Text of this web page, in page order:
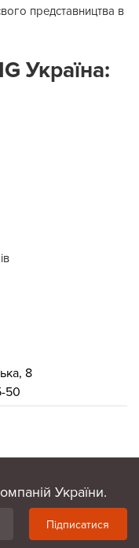
представництва в
Україна:
8
50
України.
Підписатися